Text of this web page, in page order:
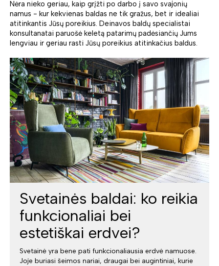
Nėra nieko geriau, kaip grįžti po darbo į savo svajonių
namus - kur kekvienas baldas ne tik gražus, bet ir idealiai
atitinkantis Jūsų poreikius. Deinavos baldų specialistai
konsultanatai paruošė keletą patarimų padėsiančių Jums
lengviau ir geriau rasti Jūsų poreikius atitinkačius baldus.
Svetainės baldai: ko reikia
funkcionaliai bei
estetiškai erdvei?
Svetainė yra bene pati funkcionaliausia erdvė namuose.
Joje buriasi šeimos nariai, draugai bei augintiniai, kurie